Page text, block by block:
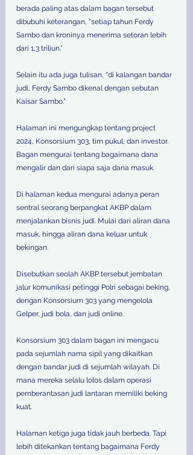
berada paling atas dalam bagan tersebut
dibubuhi keterangan, “setiap tahun Ferdy
Sambo dan kroninya menerima setoran lebih
dari 1,3 triliun.”
Selain itu ada juga tulisan, “di kalangan bandar
judi, Ferdy Sambo dikenal dengan sebutan
Kaisar Sambo.”
Halaman ini mengungkap tentang project
2024, Konsorsium 303, tim pukul, dan investor.
Bagan mengurai tentang bagaimana dana
mengalir dan dari siapa saja dana masuk.
Di halaman kedua mengurai adanya peran
sentral seorang berpangkat AKBP dalam
menjalankan bisnis judi. Mulai dari aliran dana
masuk, hingga aliran dana keluar untuk
bekingan.
Disebutkan seolah AKBP tersebut jembatan
jalur komunikasi petinggi Polri sebagai beking,
dengan Konsorsium 303 yang mengelola
Gelper, judi bola, dan judi online.
Konsorsium 303 dalam bagan ini mengacu
pada sejumlah nama sipil yang dikaitkan
dengan bandar judi di sejumlah wilayah. Di
mana mereka selalu lolos dalam operasi
pemberantasan judi lantaran memiliki beking
kuat.
Halaman ketiga juga tidak jauh berbeda. Tapi
lebih ditekankan tentang bagaimana Ferdy